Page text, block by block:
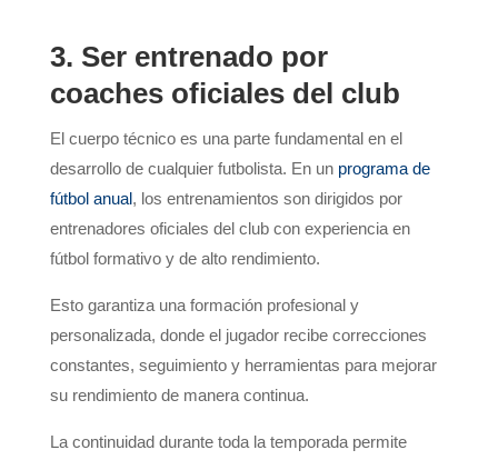
3. Ser entrenado por
coaches oficiales del club
El cuerpo técnico es una parte fundamental en el
desarrollo de cualquier futbolista. En un programa de
fútbol anual, los entrenamientos son dirigidos por
entrenadores oficiales del club con experiencia en
fútbol formativo y de alto rendimiento.
Esto garantiza una formación profesional y
personalizada, donde el jugador recibe correcciones
constantes, seguimiento y herramientas para mejorar
su rendimiento de manera continua.
La continuidad durante toda la temporada permite